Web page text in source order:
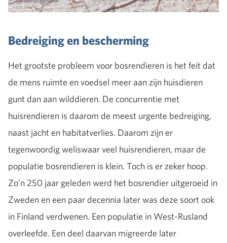
Bedreiging en bescherming
Het grootste probleem voor bosrendieren is het feit dat
de mens ruimte en voedsel meer aan zijn huisdieren
gunt dan aan wilddieren. De concurrentie met
huisrendieren is daarom de meest urgente bedreiging,
naast jacht en habitatverlies. Daarom zijn er
tegenwoordig weliswaar veel huisrendieren, maar de
populatie bosrendieren is klein. Toch is er zeker hoop.
Zo’n 250 jaar geleden werd het bosrendier uitgeroeid in
Zweden en een paar decennia later was deze soort ook
in Finland verdwenen. Een populatie in West-Rusland
overleefde. Een deel daarvan migreerde later